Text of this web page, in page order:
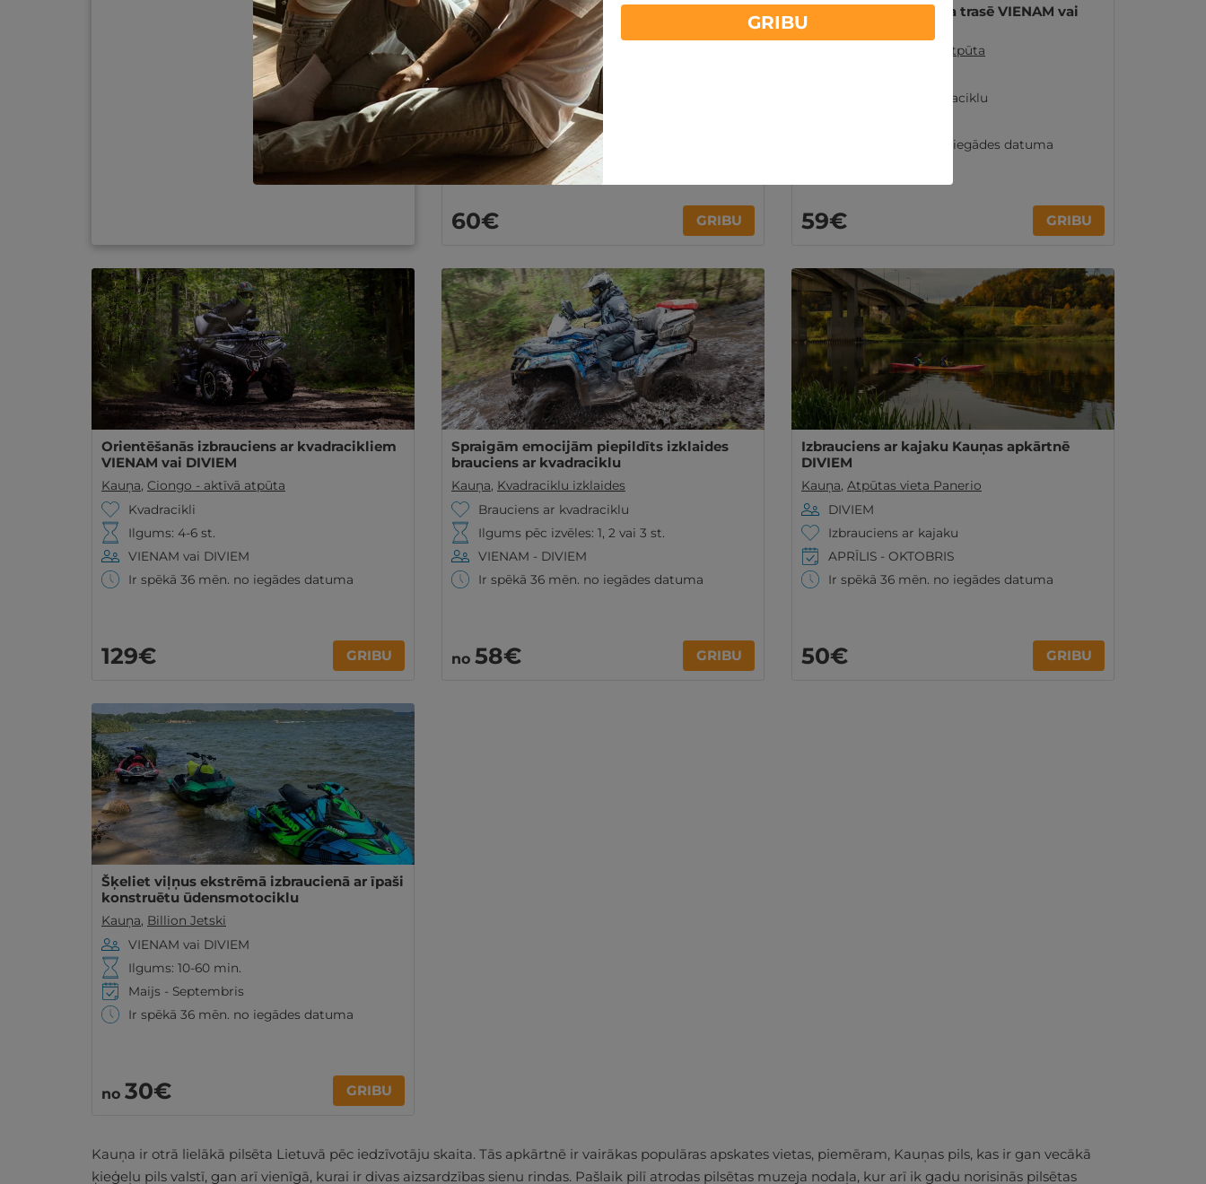
Veikbordinga nodarbība Kauņas līcī
VIENAM
Kauņa
Ciongo - aktīvā atpūta
Ilgums: 20 min.
Veikbordinga nodarbība
Kauņas līcis
Ir spēkā 36 mēn. no iegādes datuma
60€ GRIBU
Kvadraciklu tūre meža trasē VIENAM vai
DIVIEM
Ciongo - aktīvā atpūta
Izbrauciens ar kvadraciklu
Ir spēkā 36 mēn. no iegādes datuma
59€ GRIBU
Orientēšanās izbrauciens ar kvadracikliem
VIENAM vai DIVIEM
Kauņa, Ciongo - aktīvā atpūta
Kvadracikli
Ilgums: 4-6 st.
VIENAM vai DIVIEM
Ir spēkā 36 mēn. no iegādes datuma
129€ GRIBU
Spraigām emocijām piepildīts izklaides
brauciens ar kvadraciklu
Kauņa, Kvadraciklu izklaides
Brauciens ar kvadraciklu
Ilgums pēc izvēles: 1, 2 vai 3 st.
VIENAM - DIVIEM
Ir spēkā 36 mēn. no iegādes datuma
no 58€ GRIBU
Izbrauciens ar kajaku Kauņas apkārtnē
DIVIEM
Kauņa, Atpūtas vieta Panerio
DIVIEM
Izbrauciens ar kajaku
APRĪLIS - OKTOBRIS
Ir spēkā 36 mēn. no iegādes datuma
50€ GRIBU
Šķeliet viļņus ekstrēmā izbraucienā ar īpaši
konstruētu ūdensmotociklu
Kauņa, Billion Jetski
VIENAM vai DIVIEM
Ilgums: 10-60 min.
Maijs - Septembris
Ir spēkā 36 mēn. no iegādes datuma
no 30€ GRIBU
Kauņa ir otrā lielākā pilsēta Lietuvā pēc iedzīvotāju skaita. Tās apkārtnē ir vairākas populāras apskates vietas, piemēram, Kauņas pils, kas ir gan vecākā
ķieģeļu pils valstī, gan arī vienīgā, kurai ir divas aizsardzības sienu rindas. Pašlaik pilī atrodas pilsētas muzeja nodaļa, kur arī ik gadu norisinās pilsētas
GRIBU